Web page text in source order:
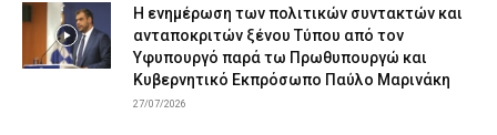
Η ενημέρωση των πολιτικών συντακτών και
ανταποκριτών ξένου Τύπου από τον
Υφυπουργό παρά τω Πρωθυπουργώ και
Κυβερνητικό Εκπρόσωπο Παύλο Μαρινάκη
27/07/2026